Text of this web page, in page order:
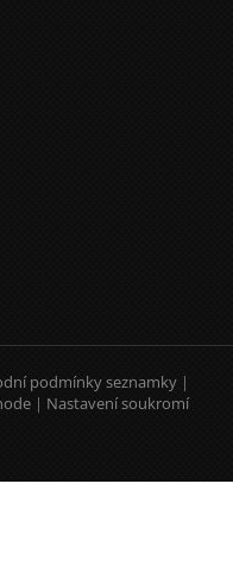
podmínky seznamky |
| Nastavení soukromí